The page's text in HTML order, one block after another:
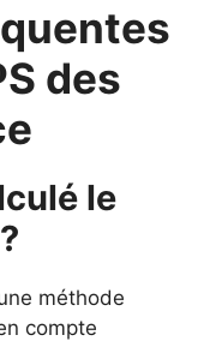
des
le
méthode
compte